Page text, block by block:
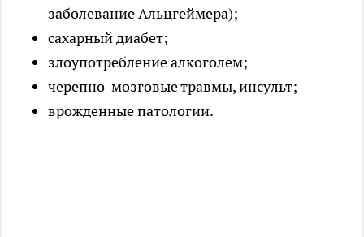
заболевание Альцгеймера);
сахарный диабет;
злоупотребление алкоголем;
черепно-мозговые травмы, инсульт;
врожденные патологии.